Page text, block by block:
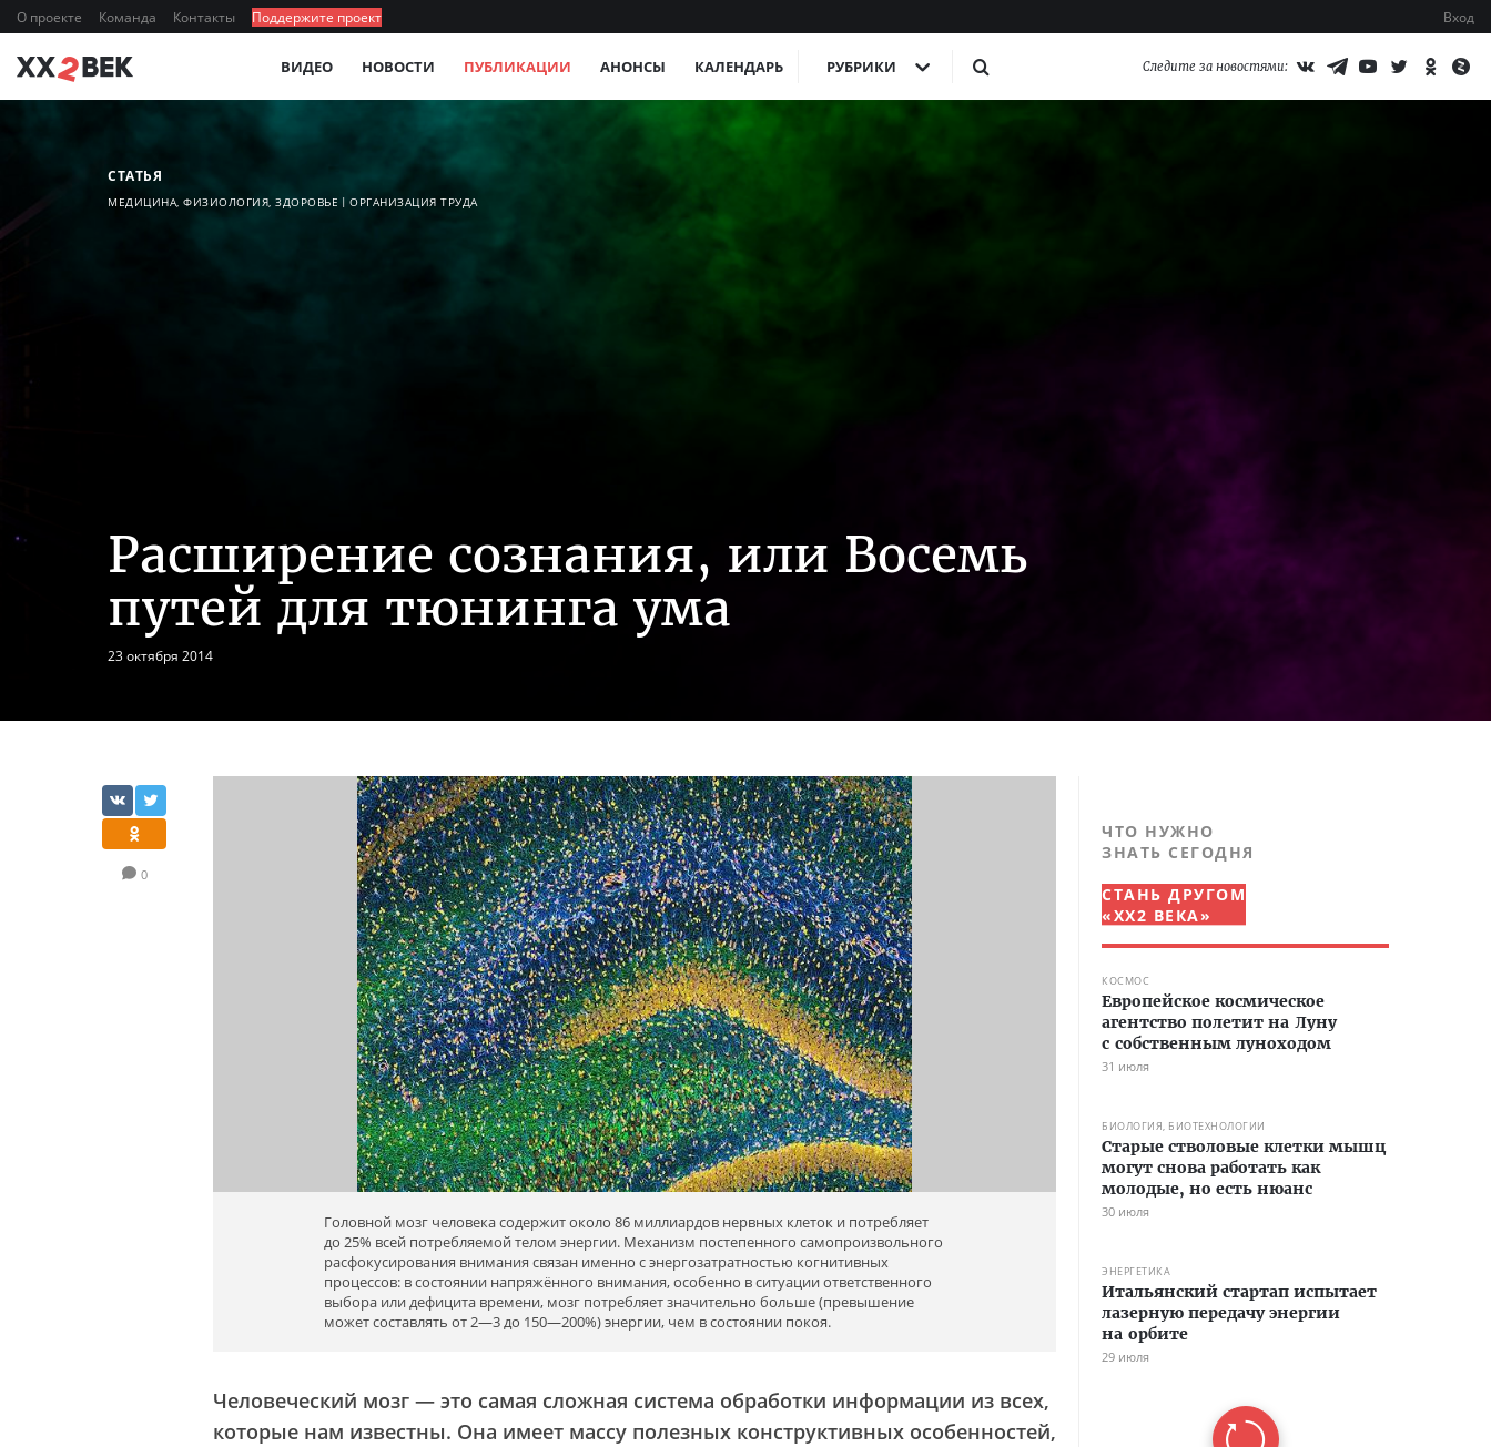
О проекте Команда Контакты Поддержите проект Вход
ВИДЕО НОВОСТИ ПУБЛИКАЦИИ АНОНСЫ КАЛЕНДАРЬ РУБРИКИ Следите за новостями:
СТАТЬЯ
МЕДИЦИНА, ФИЗИОЛОГИЯ, ЗДОРОВЬЕ ОРГАНИЗАЦИЯ ТРУДА
Расширение сознания, или Восемь
путей для тюнинга ума
23 октября 2014
0
Головной мозг человека содержит около 86 миллиардов нервных клеток и потребляет
до 25% всей потребляемой телом энергии. Механизм постепенного самопроизвольного
расфокусирования внимания связан именно с энергозатратностью когнитивных
процессов: в состоянии напряжённого внимания, особенно в ситуации ответственного
выбора или дефицита времени, мозг потребляет значительно больше (превышение
может составлять от 2—3 до 150—200%) энергии, чем в состоянии покоя.
Человеческий мозг — это самая сложная система обработки информации из всех,
которые нам известны. Она имеет массу полезных конструктивных особенностей,
ЧТО НУЖНО
ЗНАТЬ СЕГОДНЯ
СТАНЬ ДРУГОМ
«XX2 ВЕКА»
КОСМОС
Европейское космическое
агентство полетит на Луну
с собственным луноходом
31 июля
БИОЛОГИЯ, БИОТЕХНОЛОГИИ
Старые стволовые клетки мышц
могут снова работать как
молодые, но есть нюанс
30 июля
ЭНЕРГЕТИКА
Итальянский стартап испытает
лазерную передачу энергии
на орбите
29 июля